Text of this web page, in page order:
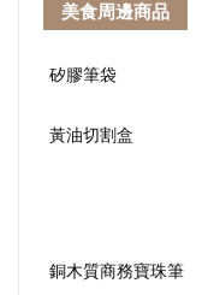
美食周邊商品
矽膠筆袋
黃油切割盒
銅木質商務寶珠筆